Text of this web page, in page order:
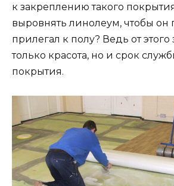
к закреплению такого
выровнять линолеум, чтобы он
прилегал к полу? Ведь от этого
только красота, но и срок
покрытия.